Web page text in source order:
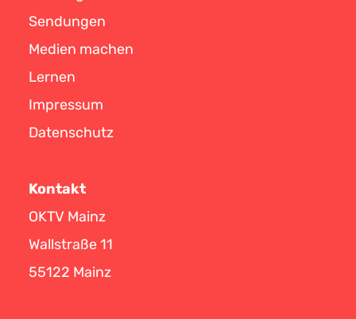
Sendungen
Medien machen
Lernen
Impressum
Datenschutz
Kontakt
OKTV Mainz
Wallstraße 11
55122 Mainz